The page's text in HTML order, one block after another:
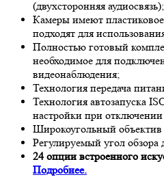
(двухсторонняя аудиосвязь);
Камеры имеют
подходят для
Полностью готовый
необходимое для
видеонаблюдения;
Технология передача
Технология автозапуска
настройки при отключении
Широкоугольный
Регулируемый угол обзора
24 опции встроенного
Подробнее.